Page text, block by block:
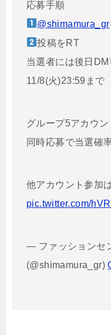
応募手順
@shimamura_gr
投稿をRT
当選者には後日DM
11/8(火)23:59まで
グループ5アカウ
同時応募で当選確
他アカウント参加
pic.twitter.com/
— ファッションセ
(@shimamura_gr)